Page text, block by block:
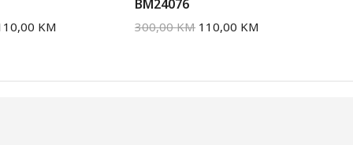
KM
BM24076
300,00KM 110,00 KM